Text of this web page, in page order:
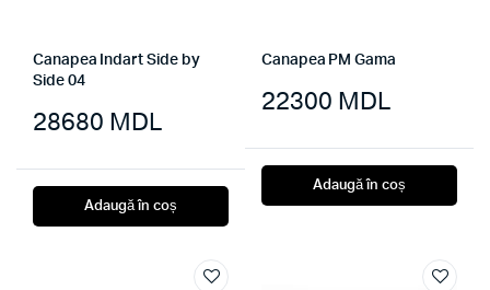
Canapea Indart Side by
Side 04
28680 MDL
Adaugă în coș
Canapea PM Gama
22300 MDL
Adaugă în coș